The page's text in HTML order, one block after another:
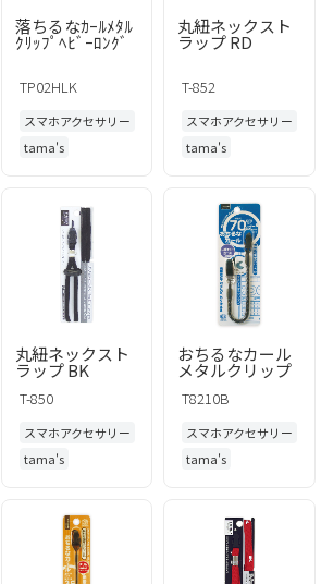
落ちるなｶｰﾙﾒﾀﾙ
ｸﾘｯﾌﾟﾍﾋﾞｰﾛﾝｸﾞ
TP02HLK
スマホアクセサリー
tama's
丸紐ネックスト
ラップ RD
T-852
スマホアクセサリー
tama's
丸紐ネックスト
ラップ BK
T-850
スマホアクセサリー
tama's
おちるなカール
メタルクリップ
T8210B
スマホアクセサリー
tama's